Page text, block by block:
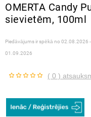
OMERTA Candy
sievietēm, 100ml
Piedāvājums ir spēkā no 02.08.2026 -
01.09.2026
( 0 )